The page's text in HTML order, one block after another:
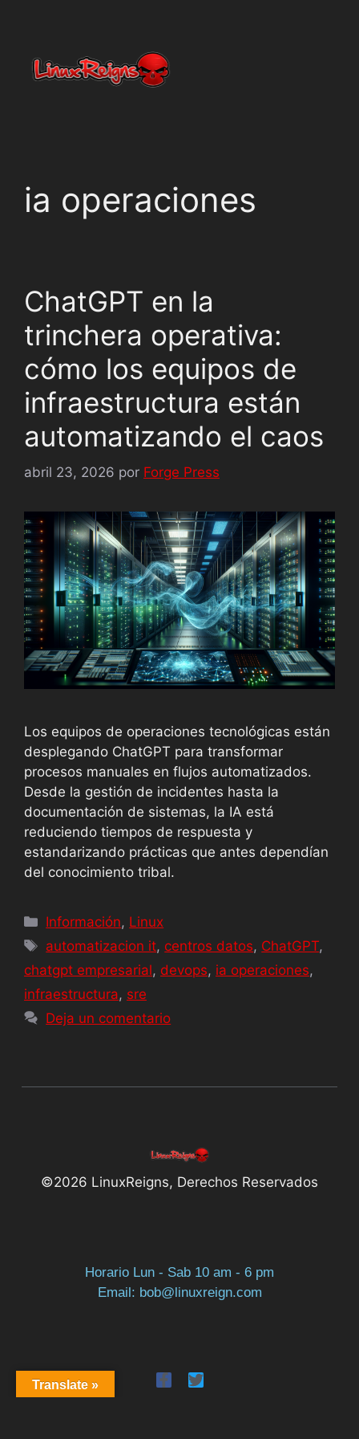
ia operaciones
ChatGPT en la
trinchera operativa:
cómo los equipos de
infraestructura están
automatizando el caos
abril 23, 2026 por Forge Press
Los equipos de operaciones tecnológicas están
desplegando ChatGPT para transformar
procesos manuales en flujos automatizados.
Desde la gestión de incidentes hasta la
documentación de sistemas, la IA está
reduciendo tiempos de respuesta y
estandarizando prácticas que antes dependían
del conocimiento tribal.
Información, Linux
automatizacion it, centros datos, ChatGPT,
chatgpt empresarial, devops, ia operaciones,
infraestructura, sre
Deja un comentario
©2026 LinuxReigns, Derechos Reservados
Horario Lun - Sab 10 am - 6 pm
Email: bob@linuxreign.com
Translate »